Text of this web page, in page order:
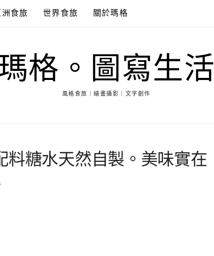
洲食旅 世界食旅 關於瑪格
格。圖寫生活
風格食旅｜繪畫攝影｜文字創作
料糖水天然自製。美味實在